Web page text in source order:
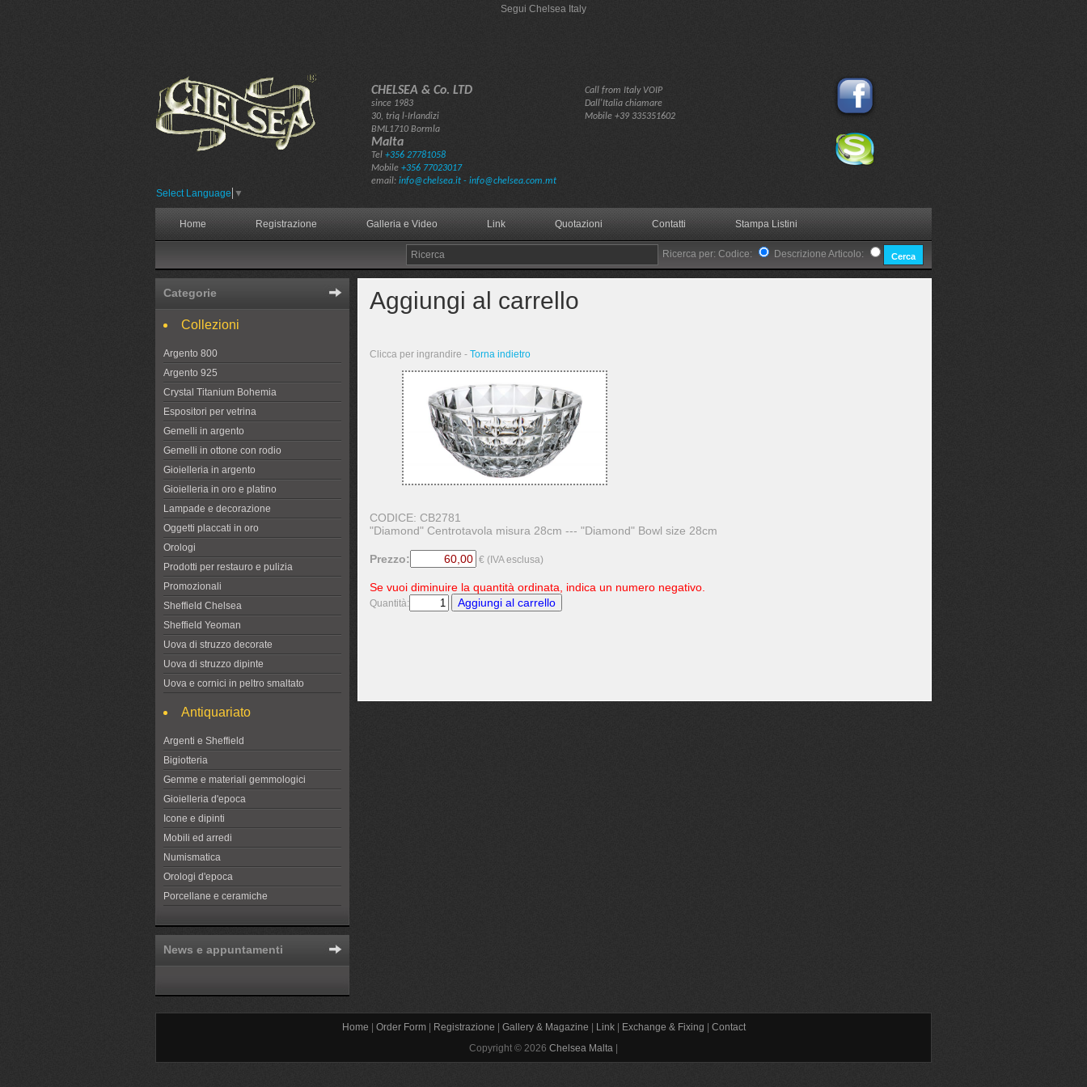
Segui Chelsea Italy
Select Language ▼
CHELSEA & Co. LTD
since 1983
30, triq l-Irlandizi
BML1710 Bormla
Malta
Tel +356 27781058
Mobile +356 77023017
email: info@chelsea.it - info@chelsea.com.mt
Call from Italy VOIP
Dall'Italia chiamare
Mobile +39 335351602
Home Registrazione Galleria e Video Link Quotazioni Contatti Stampa Listini
Ricerca per: Codice: Descrizione Articolo:
Categorie
Collezioni
Argento 800
Argento 925
Crystal Titanium Bohemia
Espositori per vetrina
Gemelli in argento
Gemelli in ottone con rodio
Gioielleria in argento
Gioielleria in oro e platino
Lampade e decorazione
Oggetti placcati in oro
Orologi
Prodotti per restauro e pulizia
Promozionali
Sheffield Chelsea
Sheffield Yeoman
Uova di struzzo decorate
Uova di struzzo dipinte
Uova e cornici in peltro smaltato
Antiquariato
Argenti e Sheffield
Bigiotteria
Gemme e materiali gemmologici
Gioielleria d'epoca
Icone e dipinti
Mobili ed arredi
Numismatica
Orologi d'epoca
Porcellane e ceramiche
News e appuntamenti
Aggiungi al carrello
Clicca per ingrandire - Torna indietro
CODICE: CB2781
"Diamond" Centrotavola misura 28cm --- "Diamond" Bowl size 28cm
Prezzo: € (IVA esclusa)
Se vuoi diminuire la quantità ordinata, indica un numero negativo.
Quantità:
Home Order Form| Registrazione Gallery & Magazine Link| Exchange & Fixing
Contact
Copyright © 2026 Chelsea Malta